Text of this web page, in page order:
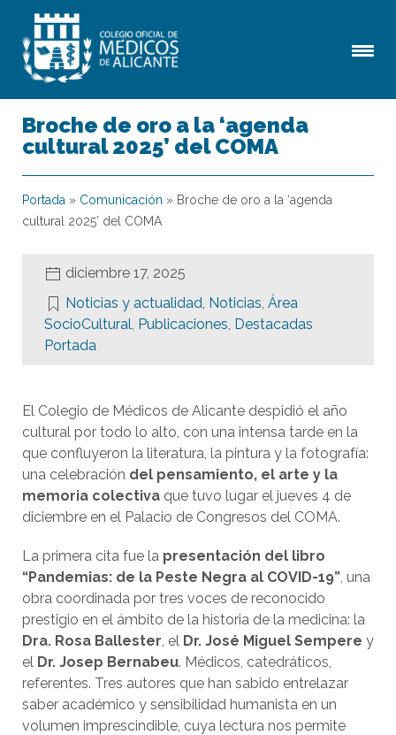
Broche de oro a la ‘agenda
cultural 2025’ del COMA
Portada » Comunicación » Broche de oro a la ‘agenda
cultural 2025’ del COMA
diciembre 17, 2025
Noticias y actualidad, Noticias, Área
SocioCultural, Publicaciones, Destacadas
Portada
El Colegio de Médicos de Alicante despidió el año
cultural por todo lo alto, con una intensa tarde en la
que confluyeron la literatura, la pintura y la fotografía:
una celebración del pensamiento, el arte y la
memoria colectiva que tuvo lugar el jueves 4 de
diciembre en el Palacio de Congresos del COMA.
La primera cita fue la presentación del libro
“Pandemias: de la Peste Negra al COVID-19”, una
obra coordinada por tres voces de reconocido
prestigio en el ámbito de la historia de la medicina: la
Dra. Rosa Ballester, el Dr. José Miguel Sempere y
el Dr. Josep Bernabeu. Médicos, catedráticos,
referentes. Tres autores que han sabido entrelazar
saber académico y sensibilidad humanista en un
volumen imprescindible, cuya lectura nos permite